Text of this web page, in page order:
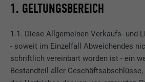
1. GELTUNGSBEREICH
1.1. Diese Allgemeinen Verkaufs- und
- soweit im Einzelfall Abweichendes
schriftlich vereinbart worden ist - ein
Bestandteil aller